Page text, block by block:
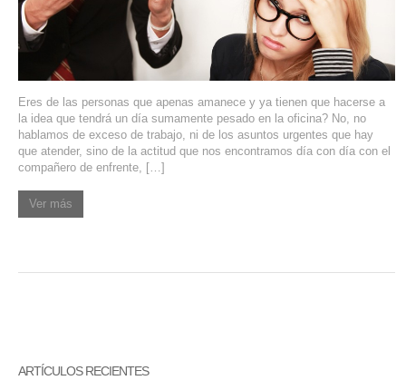
Eres de las personas que apenas amanece y ya tienen que hacerse a
la idea que tendrá un día sumamente pesado en la oficina? No, no
hablamos de exceso de trabajo, ni de los asuntos urgentes que hay
que atender, sino de la actitud que nos encontramos día con día con el
compañero de enfrente, […]
Ver más
ARTÍCULOS RECIENTES